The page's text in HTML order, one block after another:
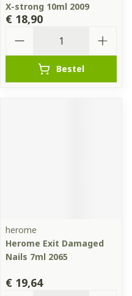
X-strong 10ml 2009
€ 18,90
Bestel
herome
Herome Exit Damaged
Nails 7ml 2065
€ 19,64